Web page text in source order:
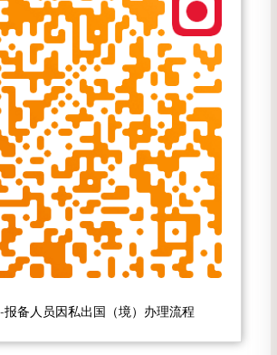
报备人员因私出国（境）办理流程